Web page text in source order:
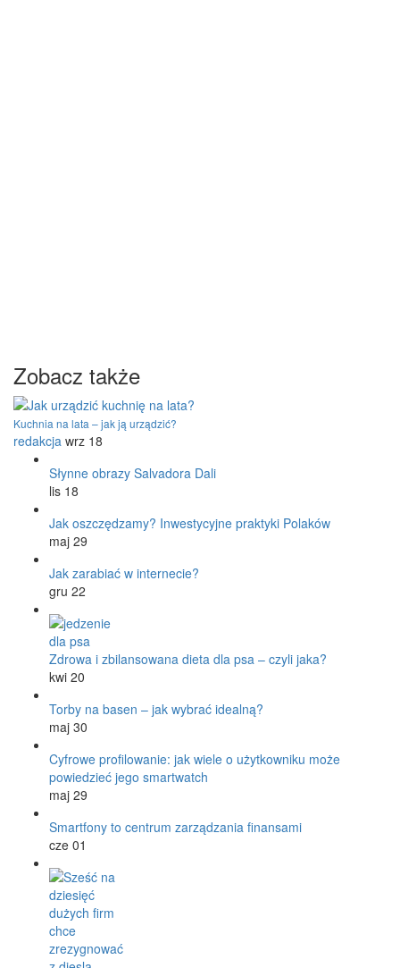
Zobacz także
Kuchnia na lata – jak ją urządzić?
redakcja wrz 18
Słynne obrazy Salvadora Dali
lis 18
Jak oszczędzamy? Inwestycyjne praktyki Polaków
maj 29
Jak zarabiać w internecie?
gru 22
Zdrowa i zbilansowana dieta dla psa – czyli jaka?
kwi 20
Torby na basen – jak wybrać idealną?
maj 30
Cyfrowe profilowanie: jak wiele o użytkowniku może
powiedzieć jego smartwatch
maj 29
Smartfony to centrum zarządzania finansami
cze 01